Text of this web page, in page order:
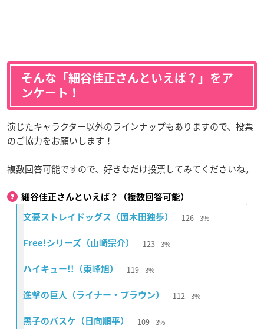
そんな「細谷佳正さんといえば？」をア
ンケート！
演じたキャラクター以外のラインナップもありますので、投票
のご協力をお願いします！
複数回答可能ですので、好きなだけ投票してみてくださいね。
細谷佳正さんといえば？（複数回答可能）
文豪ストレイドッグス（国木田独歩） 126 3%
Free!シリーズ（山崎宗介） 123 3%
ハイキュー!!（東峰旭） 119 3%
進撃の巨人（ライナー・ブラウン） 112 3%
黒子のバスケ（日向順平） 109 3%